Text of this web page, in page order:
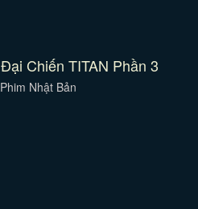
Đại Chiến TITAN Phần 3
Phim Nhật Bản